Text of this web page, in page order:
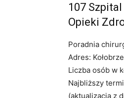
107
Opieki
Poradnia
Adres:
Liczba osób w
Najbliższy
(aktualizacja z